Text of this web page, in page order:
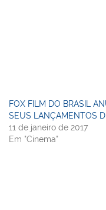
FOX FILM DO BRASIL
SEUS LANÇAMENTOS
11 de janeiro de 2017
Em "Cinema"